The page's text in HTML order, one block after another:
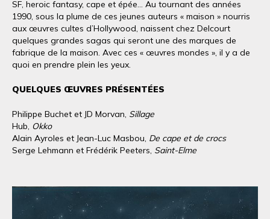
SF, heroic fantasy, cape et épée... Au tournant des années
1990, sous la plume de ces jeunes auteurs « maison » nourris
aux œuvres cultes d’Hollywood, naissent chez Delcourt
quelques grandes sagas qui seront une des marques de
fabrique de la maison. Avec ces « œuvres mondes », il y a de
quoi en prendre plein les yeux.
QUELQUES ŒUVRES PRÉSENTÉES
Philippe Buchet et JD Morvan, Sillage
Hub, Okko
Alain Ayroles et Jean-Luc Masbou, De cape et de crocs
Serge Lehmann et Frédérik Peeters, Saint-Elme